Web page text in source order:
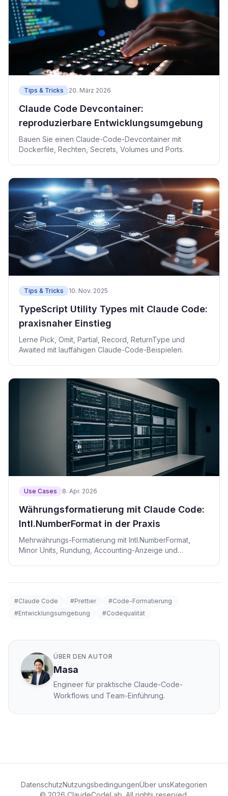
Tips & Tricks 20. März 2026
Claude Code Devcontainer:
reproduzierbare Entwicklungsumgebung
Bauen Sie einen Claude-Code-Devcontainer mit
Dockerfile, Rechten, Secrets, Volumes und Ports.
Tips & Tricks 10. Nov. 2025
TypeScript Utility Types mit Claude Code:
praxisnaher Einstieg
Lerne Pick, Omit, Partial, Record, ReturnType und
Awaited mit lauffähigen Claude-Code-Beispielen.
Use Cases 8. Apr. 2026
Währungsformatierung mit Claude Code:
Intl.NumberFormat in der Praxis
Mehrwährungs-Formatierung mit Intl.NumberFormat,
Minor Units, Rundung, Accounting-Anzeige und
#Claude Code #Prettier
#Code-Formatierung
#Entwicklungsumgebung
#Codequalität
ÜBER DEN AUTOR
Masa
Engineer für praktische Claude-Code-
Workflows und Team-Einführung.
DatenschutzNutzungsbedingungenÜber unsKategorien